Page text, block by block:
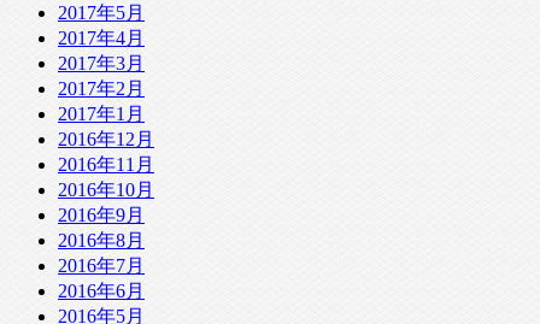
2017年5月
2017年4月
2017年3月
2017年2月
2017年1月
2016年12月
2016年11月
2016年10月
2016年9月
2016年8月
2016年7月
2016年6月
2016年5月